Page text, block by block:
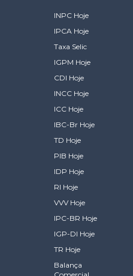
INPC Hoje
IPCA Hoje
Taxa Selic
IGPM Hoje
CDI Hoje
INCC Hoje
ICC Hoje
IBC-Br Hoje
TD Hoje
PIB Hoje
IDP Hoje
RI Hoje
VVV Hoje
IPC-BR Hoje
IGP-DI Hoje
TR Hoje
Balança